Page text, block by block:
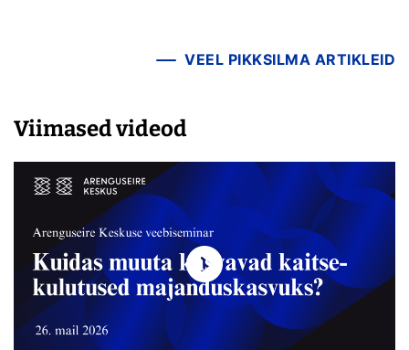
VEEL PIKKSILMA ARTIKLEID
Viimased videod